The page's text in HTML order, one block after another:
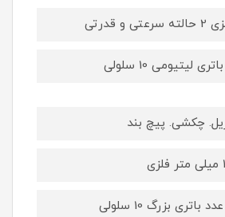
سرعتی و قدرتی
چکشی. پیچ بند